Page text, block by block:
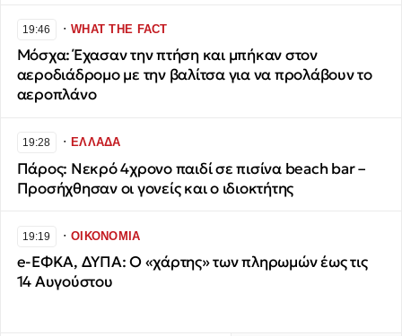
19:46 ∙WHAT THE FACT
Μόσχα: Έχασαν την πτήση και μπήκαν στον
αεροδιάδρομο με την βαλίτσα για να προλάβουν το
αεροπλάνο
19:28 ∙ΕΛΛΑΔΑ
Πάρος: Νεκρό 4χρονο παιδί σε πισίνα beach bar –
Προσήχθησαν οι γονείς και ο ιδιοκτήτης
19:19 ∙ΟΙΚΟΝΟΜΙΑ
e-ΕΦΚΑ, ΔΥΠΑ: Ο «χάρτης» των πληρωμών έως τις
14 Αυγούστου